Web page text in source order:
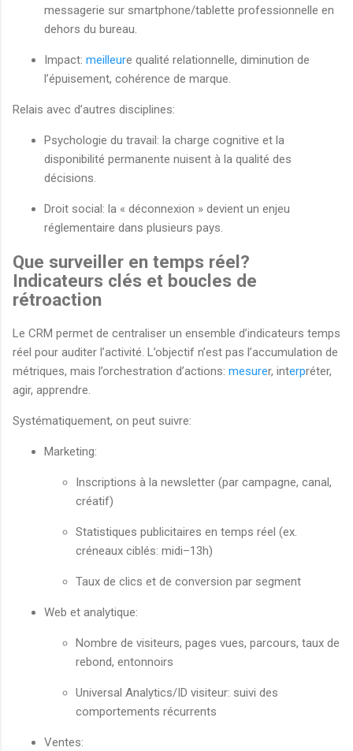
messagerie sur smartphone/tablette professionnelle en
dehors du bureau.
Impact: meilleure qualité relationnelle, diminution de
l’épuisement, cohérence de marque.
Relais avec d’autres disciplines:
Psychologie du travail: la charge cognitive et la
disponibilité permanente nuisent à la qualité des
décisions.
Droit social: la « déconnexion » devient un enjeu
réglementaire dans plusieurs pays.
Que surveiller en temps réel?
Indicateurs clés et boucles de
rétroaction
Le CRM permet de centraliser un ensemble d’indicateurs temps
réel pour auditer l’activité. L’objectif n’est pas l’accumulation de
métriques, mais l’orchestration d’actions: mesurer, interpréter,
agir, apprendre.
Systématiquement, on peut suivre:
Marketing:
Inscriptions à la newsletter (par campagne, canal,
créatif)
Statistiques publicitaires en temps réel (ex.
créneaux ciblés: midi–13h)
Taux de clics et de conversion par segment
Web et analytique:
Nombre de visiteurs, pages vues, parcours, taux de
rebond, entonnoirs
Universal Analytics/ID visiteur: suivi des
comportements récurrents
Ventes: